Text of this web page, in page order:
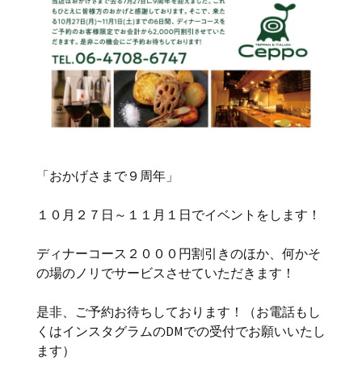
「おかげさまで９周年」
１０月２７日～１１月１日でイベントをします！
ディナーコース２０００円割引きのほか、何かそ
の場のノリでサービスさせていただきます！
是非、ご予約お待ちしております！（お電話もし
くはインスタグラムのDMでの受付でお願いいたし
ます）